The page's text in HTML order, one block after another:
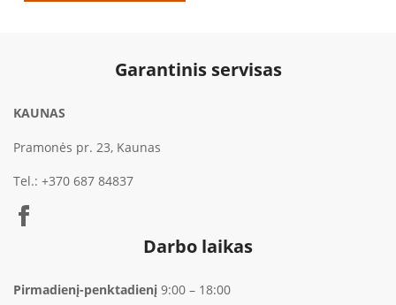
Garantinis servisas
KAUNAS
Pramonės pr. 23, Kaunas
Tel.: +370 687 84837
Darbo laikas
Pirmadienį-penktadienį 9:00 – 18:00